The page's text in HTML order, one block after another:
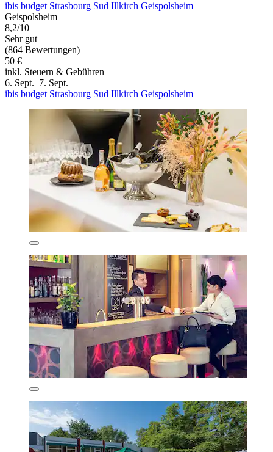
ibis budget Strasbourg Sud Illkirch Geispolsheim
Geispolsheim
8,2/10
Sehr gut
(864 Bewertungen)
50 €
inkl. Steuern & Gebühren
6. Sept.–7. Sept.
ibis budget Strasbourg Sud Illkirch Geispolsheim